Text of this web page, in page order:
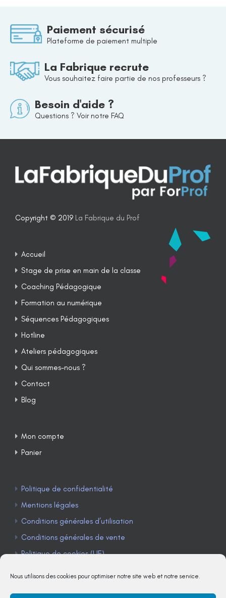
Nous utilisons des cookies pour optimiser notre site web et notre service.
Paiement sécurisé
Plateforme de paiement multiple
La Fabrique recrute
Vous souhaitez faire partie de nos professeurs ?
Besoin d'aide ?
Questions ? Voir notre FAQ
Copyright © 2019 La Fabrique du Prof
Accueil
Stage de prise en main de la classe
Coaching Pédagogique
Formation au numérique
Séquences Pédagogiques
Hotline
Ateliers pédagogiques
Qui sommes-nous ?
Contact
Blog
Mon compte
Panier
Politique de confidentialité
Mentions légales
Conditions générales d’utilisation
Conditions générales de vente
Politique de cookies (UE)